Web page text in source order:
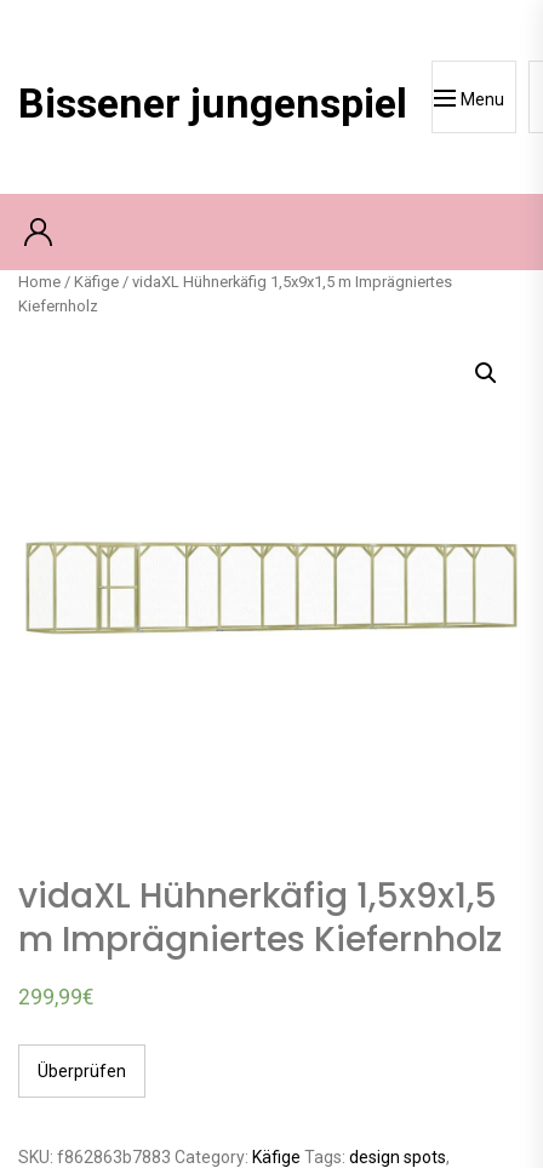
Bissener jungenspiel Menu
Home / Käfige / vidaXL Hühnerkäfig 1,5x9x1,5 m Imprägniertes
Kiefernholz
vidaXL Hühnerkäfig 1,5x9x1,5
m Imprägniertes Kiefernholz
299,99€
Überprüfen
SKU: f862863b7883 Category: Käfige Tags: design spots,